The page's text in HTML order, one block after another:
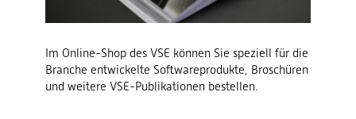
Im Online-Shop des VSE können Sie speziell für die
Branche entwickelte Softwareprodukte, Broschüren
und weitere VSE-Publikationen bestellen.